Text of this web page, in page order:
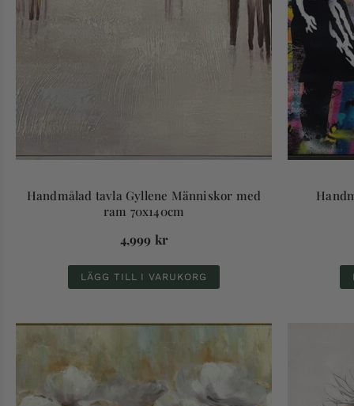
Handmålad tavla Gyllene Människor med
ram 70x140cm
4,999 kr
LÄGG TILL I VARUKORG